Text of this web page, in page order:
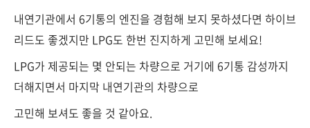
내연기관에서 6기통의 엔진을 경험해 보지 못하셨다면 하이브
리드도 좋겠지만 LPG도 한번 진지하게 고민해 보세요!
LPG가 제공되는 몇 안되는 차량으로 거기에 6기통 감성까지
더해지면서 마지막 내연기관의 차량으로
고민해 보셔도 좋을 것 같아요.